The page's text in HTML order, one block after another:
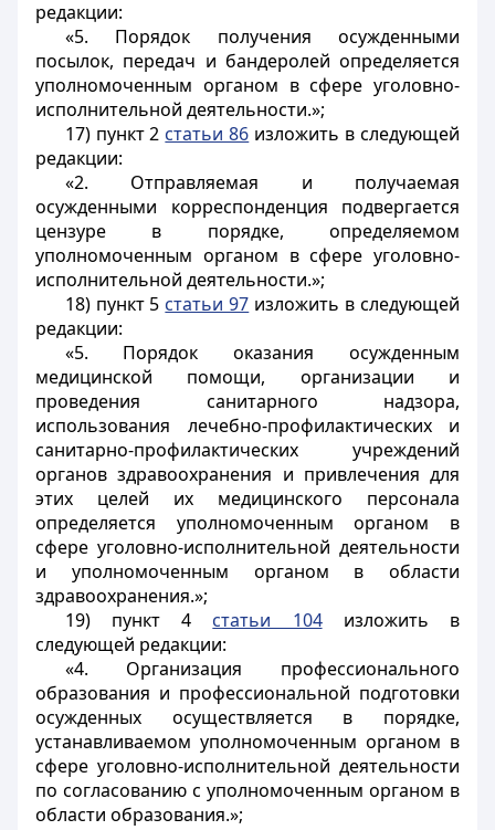
редакции:
«5. Порядок получения осужденными
посылок, передач и бандеролей определяется
уполномоченным органом в сфере уголовно-
исполнительной деятельности.»;
17) пункт 2 статьи 86 изложить в следующей
редакции:
«2. Отправляемая и получаемая
осужденными корреспонденция подвергается
цензуре в порядке, определяемом
уполномоченным органом в сфере уголовно-
исполнительной деятельности.»;
18) пункт 5 статьи 97 изложить в следующей
редакции:
«5. Порядок оказания осужденным
медицинской помощи, организации и
проведения санитарного надзора,
использования лечебно-профилактических и
санитарно-профилактических учреждений
органов здравоохранения и привлечения для
этих целей их медицинского персонала
определяется уполномоченным органом в
сфере уголовно-исполнительной деятельности
и уполномоченным органом в области
здравоохранения.»;
19) пункт 4 статьи 104изложить в
следующей редакции:
«4. Организация профессионального
образования и профессиональной подготовки
осужденных осуществляется в порядке,
устанавливаемом уполномоченным органом в
сфере уголовно-исполнительной деятельности
по согласованию с уполномоченным органом в
области образования.»;